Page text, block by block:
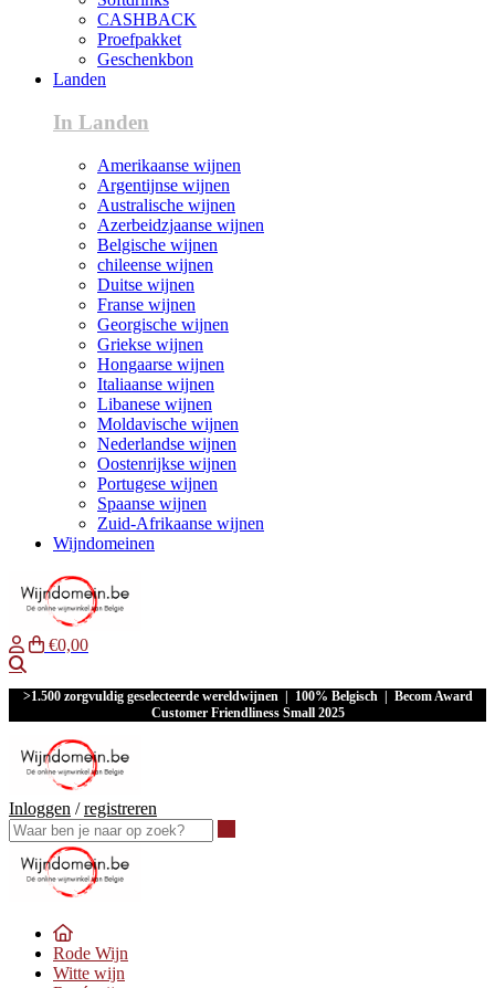
CASHBACK
Proefpakket
Geschenkbon
Landen
In Landen
Amerikaanse wijnen
Argentijnse wijnen
Australische wijnen
Azerbeidzjaanse wijnen
Belgische wijnen
chileense wijnen
Duitse wijnen
Franse wijnen
Georgische wijnen
Griekse wijnen
Hongaarse wijnen
Italiaanse wijnen
Libanese wijnen
Moldavische wijnen
Nederlandse wijnen
Oostenrijkse wijnen
Portugese wijnen
Spaanse wijnen
Zuid-Afrikaanse wijnen
Wijndomeinen
€0,00
>1.500 zorgvuldig geselecteerde wereldwijnen | 100% Belgisch | Becom Award
Customer Friendliness Small 2025
Inloggen /registreren
Rode Wijn
Witte wijn